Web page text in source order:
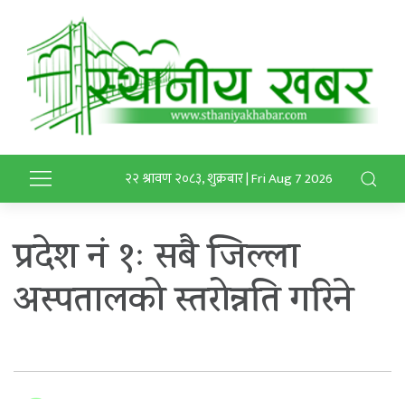
२२ श्रावण २०८३, शुक्रबार | Fri Aug 7 2026
प्रदेश नं १ः सबै जिल्ला
अस्पतालको स्तरोन्नति गरिने